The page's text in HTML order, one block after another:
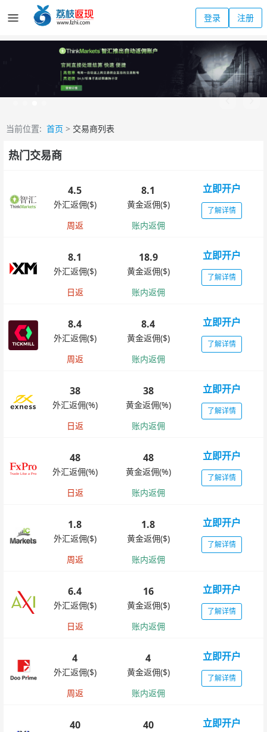
登录 注册
当前位置: 首页 > 交易商列表
热门交易商
4.5
外汇返佣($)
8.1
黄金返佣($)
立即开户
了解详情
周返 账内返佣
8.1
外汇返佣($)
18.9
黄金返佣($)
立即开户
了解详情
日返 账内返佣
8.4
外汇返佣($)
8.4
黄金返佣($)
立即开户
了解详情
周返 账内返佣
38
外汇返佣(%)
38
黄金返佣(%)
立即开户
了解详情
日返 账内返佣
48
外汇返佣(%)
48
黄金返佣(%)
立即开户
了解详情
日返 账内返佣
1.8
外汇返佣($)
1.8
黄金返佣($)
立即开户
了解详情
周返 账内返佣
6.4
外汇返佣($)
16
黄金返佣($)
立即开户
了解详情
日返 账内返佣
4
外汇返佣($)
4
黄金返佣($)
立即开户
了解详情
周返 账内返佣
40 40 立即开户